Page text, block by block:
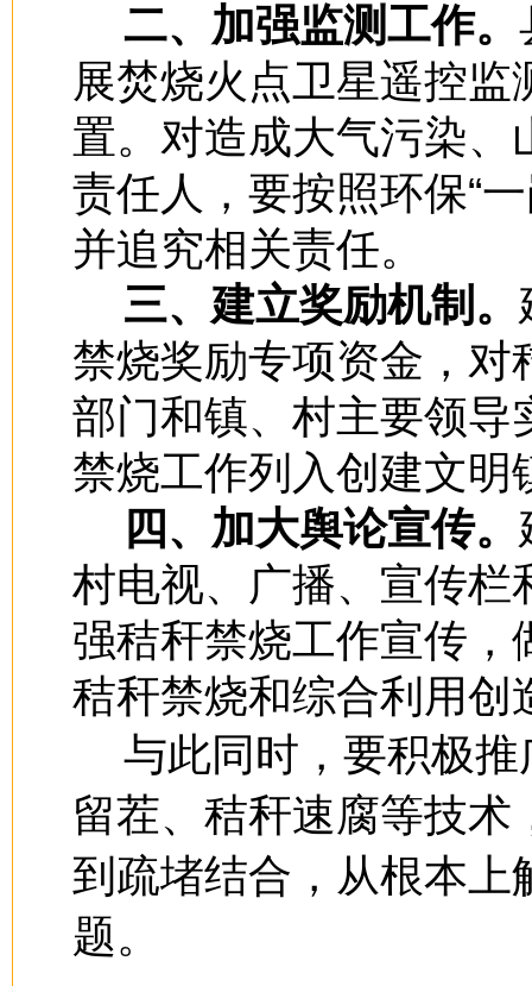
二、加强监测工作。
展焚烧火点卫星遥控
置。对造成大气污染
责任人，要按照环保“
并追究相关责任。
三、建立奖励机制。
禁烧奖励专项资金，
部门和镇、村主要领导
禁烧工作列入创建文明
四、加大舆论宣传。
村电视、广播、宣传栏
强秸秆禁烧工作宣传
秸秆禁烧和综合利用创
与此同时，要积极
留茬、秸秆速腐等技
到疏堵结合，从根本上
题。